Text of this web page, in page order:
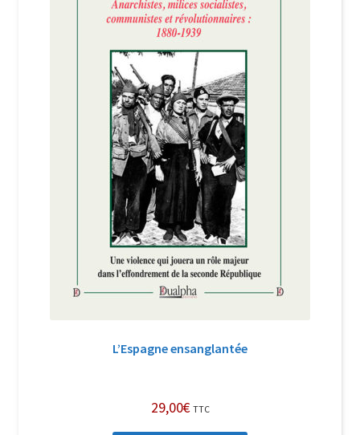
Login Customizer
Nous Contacter
Politique de confidentialité et cookies
Qui sommes-nous ?
Soutien à Philippe Randa
Suivi de la Commande
L’Espagne ensanglantée
29,00€ TTC